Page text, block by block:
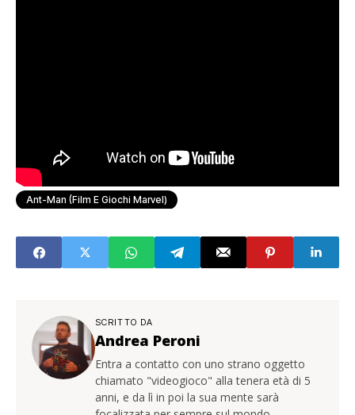
Ant-Man (Film E Giochi Marvel)
SCRITTO DA
Andrea Peroni
Entra a contatto con uno strano oggetto
chiamato "videogioco" alla tenera età di 5
anni, e da lì in poi la sua mente sarà